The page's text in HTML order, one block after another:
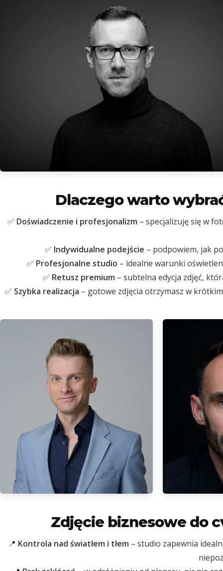
Dlaczego warto
✅ Doświadczenie i profesjonalizm – specjalizuję się w
✅ Indywidualne podejście – podpowiem, jak
✅ Profesjonalne studio – idealne warunki
✅ Retusz premium – subtelna edycja zdjęć,
✅ Szybka realizacja – gotowe zdjęcia otrzymasz w
Zdjęcie biznesowe do
📍 Kontrola nad światłem i tłem – studio zapewnia